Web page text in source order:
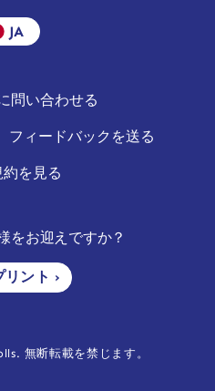
JA
問い合わせる
フィードバックを送る
を見る
をお迎えですか？
リント ›
無断転載を禁じます。